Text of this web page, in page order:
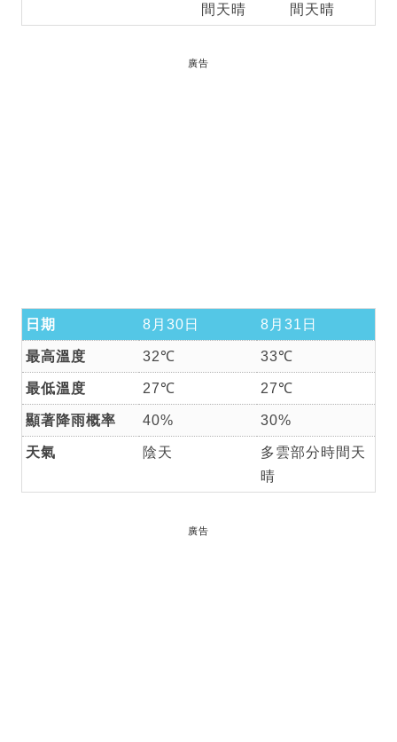
間天晴
間天晴
廣告
日期 8月30日 8月31日
最高溫度 32℃ 33℃
最低溫度 27℃ 27℃
顯著降雨概率 40% 30%
天氣 陰天
多雲部分時間天
晴
廣告